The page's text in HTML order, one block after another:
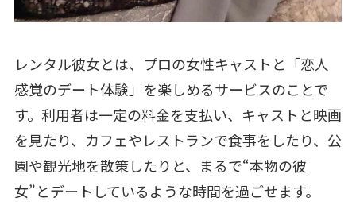
レンタル彼女とは、プロの女性キャストと「恋人
感覚のデート体験」を楽しめるサービスのことで
す。利用者は一定の料金を支払い、キャストと映画
を見たり、カフェやレストランで食事をしたり、公
園や観光地を散策したりと、まるで“本物の彼
女”とデートしているような時間を過ごせます。